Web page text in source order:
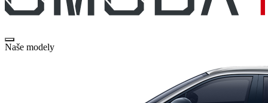
Naše modely